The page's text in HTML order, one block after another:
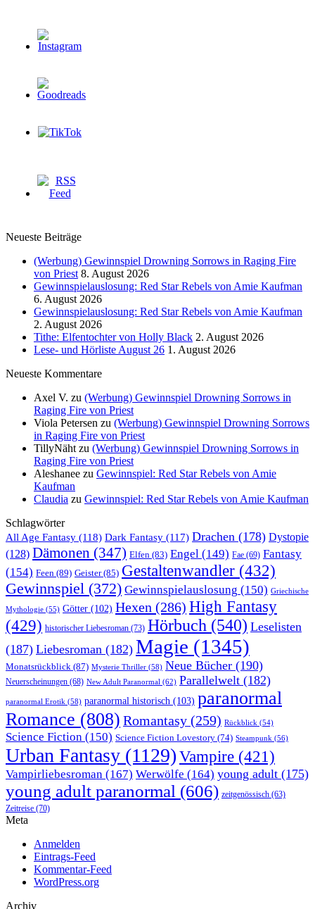
Neueste Beiträge
(Werbung) Gewinnspiel Drowning Sorrows in Raging Fire
von Priest 8. August 2026
Gewinnspielauslosung: Red Star Rebels von Amie Kaufman
6. August 2026
Gewinnspielauslosung: Red Star Rebels von Amie Kaufman
2. August 2026
Tithe: Elfentochter von Holly Black 2. August 2026
Lese- und Hörliste August 26 1. August 2026
Neueste Kommentare
Axel V. zu (Werbung) Gewinnspiel Drowning Sorrows in
Raging Fire von Priest
Viola Petersen zu (Werbung) Gewinnspiel Drowning Sorrows
in Raging Fire von Priest
TillyNäht zu (Werbung) Gewinnspiel Drowning Sorrows in
Raging Fire von Priest
Aleshanee zu Gewinnspiel: Red Star Rebels von Amie
Kaufman
Claudia zu Gewinnspiel: Red Star Rebels von Amie Kaufman
Schlagwörter
All Age Fantasy (118) Dark Fantasy (117) Drachen (178) Dystopie
(128) Dämonen (347) Elfen (83) Engel (149) Fae (69) Fantasy
(154) Feen (89) Geister(85) Gestaltenwandler (432)
Gewinnspiel (372) Gewinnspielauslosung (150) Griechische
Mythologie (55) Götter (102) Hexen (286) High Fantasy
(429) historischer Liebesroman (73) Hörbuch (540) Leselisten
(187) Liebesroman (182) Magie (1345)
Monatsrückblick (87) Mysterie Thriller (58) Neue Bücher (190)
Neuerscheinungen (68) New Adult Paranormal (62) Parallelwelt (182)
paranormal Erotik (58) paranormal historisch (103) paranormal
Romance (808) Romantasy (259) Rückblick (54)
Science Fiction (150) Science Fiction Lovestory (74) Steampunk (56)
Urban Fantasy (1129) Vampire (421)
Vampirliebesroman (167) Werwölfe (164) young adult (175)
young adult paranormal (606) zeitgenössisch (63)
Zeitreise (70)
Meta
Anmelden
Eintrags-Feed
Kommentar-Feed
WordPress.org
Archiv